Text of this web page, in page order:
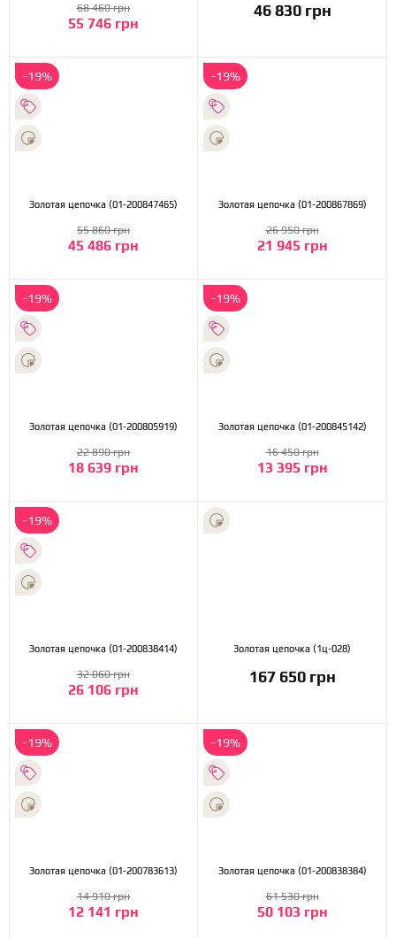
55 746 грн
68 460 грн 46 830 грн
-19%
Золотая цепочка (01-200847465)
45 486 грн
55 860 грн
-19%
Золотая цепочка (01-200867869)
21 945 грн
26 950 грн
-19%
Золотая цепочка (01-200805919)
18 639 грн
22 890 грн
-19%
Золотая цепочка (01-200845142)
13 395 грн
16 450 грн
-19%
Золотая цепочка (01-200838414)
26 106 грн
32 060 грн
Золотая цепочка (1ц-028)
167 650 грн
-19%
Золотая цепочка (01-200783613)
12 141 грн
14 910 грн
-19%
Золотая цепочка (01-200838384)
50 103 грн
61 530 грн